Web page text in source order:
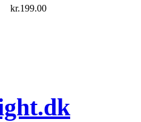
kr.199.00